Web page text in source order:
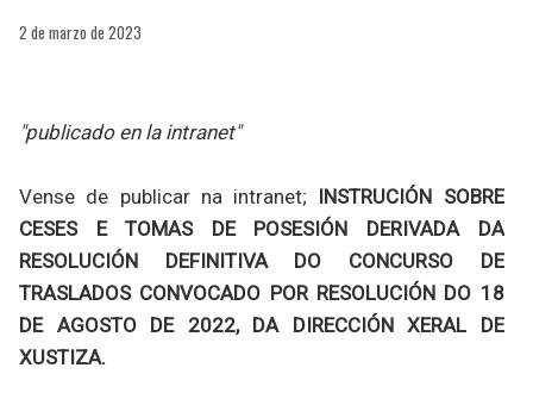
2 de marzo de 2023
"publicado en la intranet"
Vense de publicar na intranet; INSTRUCIÓN SOBRE
CESES E TOMAS DE POSESIÓN DERIVADA DA
RESOLUCIÓN DEFINITIVA DO CONCURSO DE
TRASLADOS CONVOCADO POR RESOLUCIÓN DO 18
DE AGOSTO DE 2022, DA DIRECCIÓN XERAL DE
XUSTIZA.